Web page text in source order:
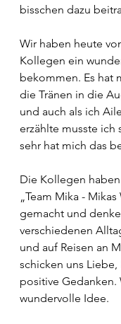
bisschen dazu
Wir haben heute
Kollegen ein
bekommen. Es hat
die Tränen in die
und auch als ich
erzählte musste ich
sehr hat mich das
Die Kollegen
„Team Mika -
gemacht und
verschiedenen
und auf Reisen an
schicken uns Liebe,
positive Gedanken.
wundervolle Idee.